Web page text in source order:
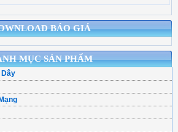
BÁO GIÁ
MỤC SẢN PHẨM
Dây